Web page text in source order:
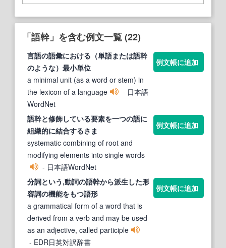
「語幹」を含む例文一覧 (22)
言語の語彙における（単語または語幹
のような）最小単位
a minimal unit (as a word or stem) in
the lexicon of a language
- 日本語
WordNet
例文帳に追加
語幹と修飾している要素を一つの語に
組織的に結合するさま
systematic combining of root and
modifying elements into single words
- 日本語WordNet
例文帳に追加
分詞という,動詞の語幹から派生した形
容詞の機能をもつ語形
a grammatical form of a word that is
derived from a verb and may be used
as an adjective, called participle
- EDR日英対訳辞書
例文帳に追加